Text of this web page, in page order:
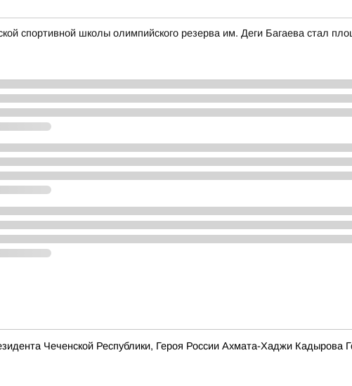
спортивной школы олимпийского резерва им. Деги Багаева стал
Чеченской Республики, Героя России Ахмата-Хаджи Кадырова